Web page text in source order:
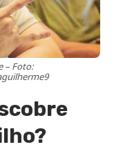
– Foto: